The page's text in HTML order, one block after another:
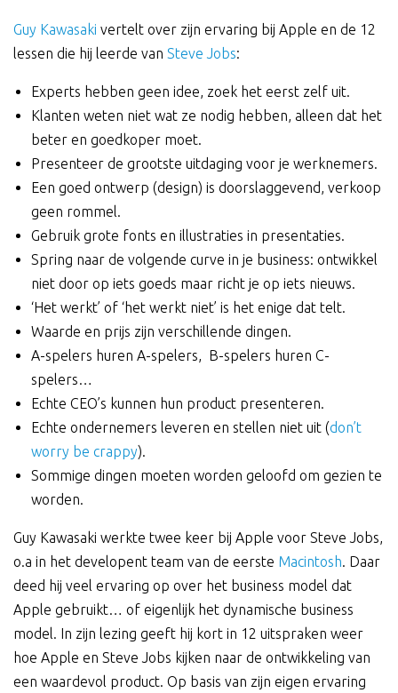
Guy Kawasaki vertelt over zijn ervaring bij Apple en de 12
lessen die hij leerde van Steve Jobs:
Experts hebben geen idee, zoek het eerst zelf uit.
Klanten weten niet wat ze nodig hebben, alleen dat het
beter en goedkoper moet.
Presenteer de grootste uitdaging voor je werknemers.
Een goed ontwerp (design) is doorslaggevend, verkoop
geen rommel.
Gebruik grote fonts en illustraties in presentaties.
Spring naar de volgende curve in je business: ontwikkel
niet door op iets goeds maar richt je op iets nieuws.
‘Het werkt’ of ‘het werkt niet’ is het enige dat telt.
Waarde en prijs zijn verschillende dingen.
A-spelers huren A-spelers, B-spelers huren C-
spelers…
Echte CEO’s kunnen hun product presenteren.
Echte ondernemers leveren en stellen niet uit (don’t
worry be crappy).
Sommige dingen moeten worden geloofd om gezien te
worden.
Guy Kawasaki werkte twee keer bij Apple voor Steve Jobs,
o.a in het developent team van de eerste Macintosh. Daar
deed hij veel ervaring op over het business model dat
Apple gebruikt… of eigenlijk het dynamische business
model. In zijn lezing geeft hij kort in 12 uitspraken weer
hoe Apple en Steve Jobs kijken naar de ontwikkeling van
een waardevol product. Op basis van zijn eigen ervaring